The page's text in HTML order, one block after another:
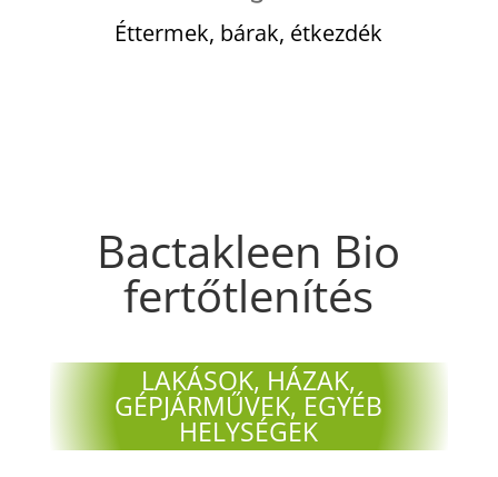
Éttermek, bárak, étkezdék
Bactakleen Bio
fertőtlenítés
LAKÁSOK, HÁZAK,
GÉPJÁRMŰVEK, EGYÉB
HELYSÉGEK